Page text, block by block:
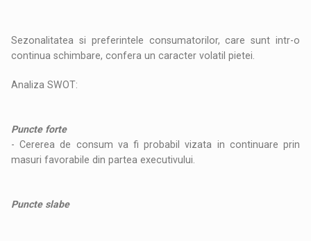
Sezonalitatea si preferintele consumatorilor, care sunt intr-o
continua schimbare, confera un caracter volatil pietei.
Analiza SWOT:
Puncte forte
- Cererea de consum va fi probabil vizata in continuare prin
masuri favorabile din partea executivului.
Puncte slabe